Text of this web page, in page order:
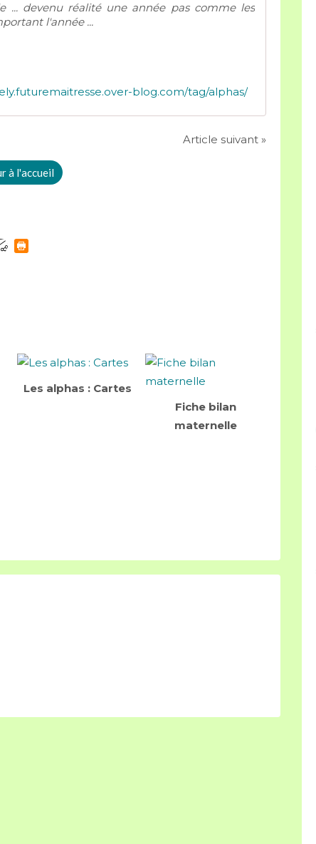
... devenu réalité une année pas comme les
l'année ...
blog.com/tag/alphas/
Article suivant »
à l'accueil
Les alphas : Cartes
Fiche bilan
maternelle